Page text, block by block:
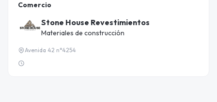
Comercio
Stone House Revestimientos
Materiales de construcción
Avenida 42 n°4254